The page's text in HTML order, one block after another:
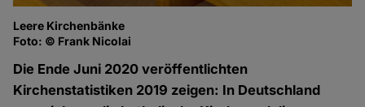
Leere Kirchenbänke
Foto: © Frank Nicolai
Die Ende Juni 2020 veröffentlichten
Kirchenstatistiken 2019 zeigen: In Deutschland